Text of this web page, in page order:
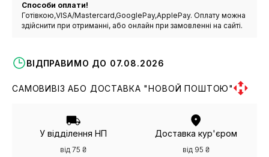
Способи оплати!
Готівкою,VISA/Mastercard,GooglePay,ApplePay. Оплату можна
здійснити при отриманні, або онлайн при замовленні на сайті.
ВІДПРАВИМО ДО 07.08.2026
САМОВИВІЗ АБО ДОСТАВКА "НОВОЙ ПОШТОЮ"
У відділення НП
від 75 ₴
Доставка кур'єром
від 95 ₴